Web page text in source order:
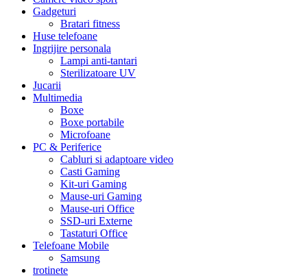
Gadgeturi
Bratari fitness
Huse telefoane
Ingrijire personala
Lampi anti-tantari
Sterilizatoare UV
Jucarii
Multimedia
Boxe
Boxe portabile
Microfoane
PC & Periferice
Cabluri si adaptoare video
Casti Gaming
Kit-uri Gaming
Mause-uri Gaming
Mause-uri Office
SSD-uri Externe
Tastaturi Office
Telefoane Mobile
Samsung
trotinete